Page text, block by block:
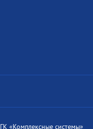
ГК «Комплексные системы»